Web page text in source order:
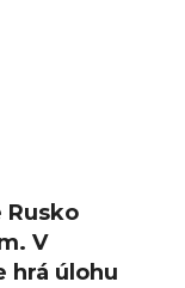
V
hrá úlohu